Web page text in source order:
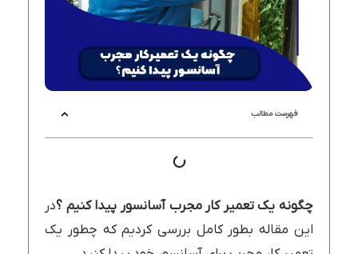
فهرست مطالب
چگونه یک تعمیر کار مجرب آسانسور پیدا کنیم ؟در
این مقاله بطور کامل بررسی کردیم که چطور یک